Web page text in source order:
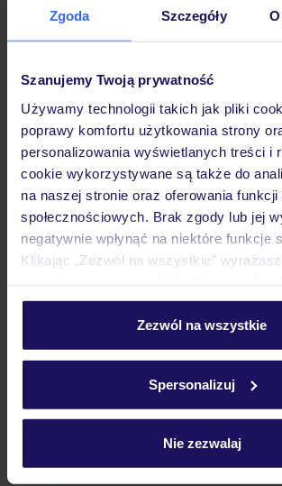
Zgoda Szczegóły
Szanujemy Twoją prywatność
Używamy technologii takich jak pliki
poprawy komfortu użytkowania strony
personalizowania wyświetlanych treści i
cookie wykorzystywane są także do
na naszej stronie oraz oferowania funkcji
społecznościowych. Brak zgody lub jej
negatywnie wpłynąć na niektóre funkcje
Klikając „Zezwól na wszystkie”
personalizować swój wybór wchodząc w
Szczegółowe informacje o plikach
Zezwól na wszystkie
Spersonalizuj
Nie zezwalaj
Hotel
Pokoje
Wyżywienie
Atrakcje
Ważne informacje
Często zadawane pytania
Jak zmienić uczestników/osobę zgłaszającą?
Na jakiej podstawie i gdzie otrzymam karty
pokładowe/bilety lotnicze?